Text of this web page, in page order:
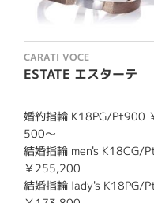
CARATI VOCE
ESTATE エスターテ
婚約指輪 K18PG/Pt900
500〜
結婚指輪 men's K18CG/
￥255,200
結婚指輪 lady's K18PG/